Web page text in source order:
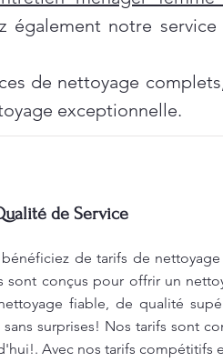
également notre service
de nettoyage
exceptionnelle.
de Service
de tarifs de
conçus pour offrir un
fiable, de qualité
surprises! Nos tarifs sont
Avec nos tarifs compétitifs